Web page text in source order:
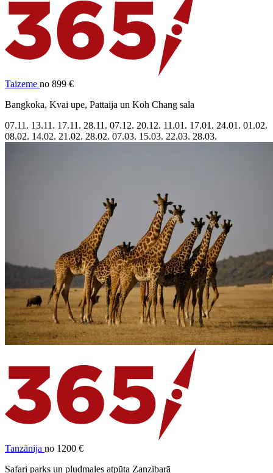
Taizeme no 899 €
Bangkoka, Kvai upe, Pattaija un Koh Chang sala
07.11. 13.11. 17.11. 28.11. 07.12. 20.12. 11.01. 17.01. 24.01. 01.02.
08.02. 14.02. 21.02. 28.02. 07.03. 15.03. 22.03. 28.03.
Tanzānija no 1200 €
Safari parks un pludmales atpūta Zanzibarā